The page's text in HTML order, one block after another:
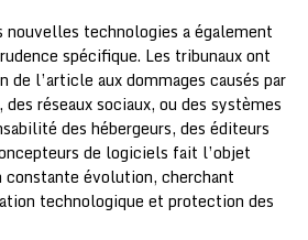
nouvelles technologies a également
spécifique. Les tribunaux ont
de l’article aux dommages causés par
réseaux sociaux, ou des systèmes
des hébergeurs, des éditeurs
de logiciels fait l’objet
constante évolution, cherchant
technologique et protection des